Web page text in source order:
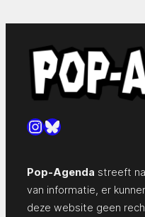
Instagram
Bluesky
Pop-Agenda streeft
van informatie, er
deze website geen